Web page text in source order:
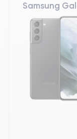
Samsung